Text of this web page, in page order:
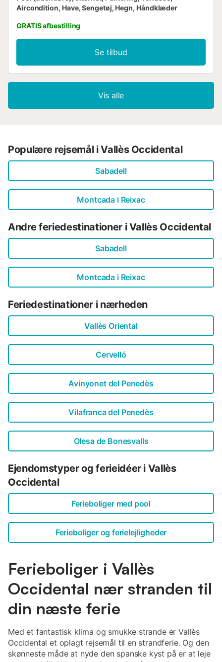
Aircondition, Have, Sengetøj, Hegn, Håndklæder
GRATIS afbestilling
Se tilbud
Vis alle
Populære rejsemål i Vallès Occidental
Sabadell
Montcada i Reixac
Andre feriedestinationer i Vallès Occidental
Sabadell
Montcada i Reixac
Feriedestinationer i nærheden
Vallès Oriental
Cervelló
Avinyonet del Penedès
Vilafranca del Penedès
Olesa de Bonesvalls
Ejendomstyper og ferieidéer i Vallès
Occidental
Ferieboliger med pool
Ferieboliger og ferielejligheder
Ferieboliger i Vallès
Occidental nær stranden til
din næste ferie
Med et fantastisk klima og smukke strande er Vallès
Occidental et oplagt rejsemål til en strandferie. Og den
skønneste måde at nyde den spanske kyst på er at leje